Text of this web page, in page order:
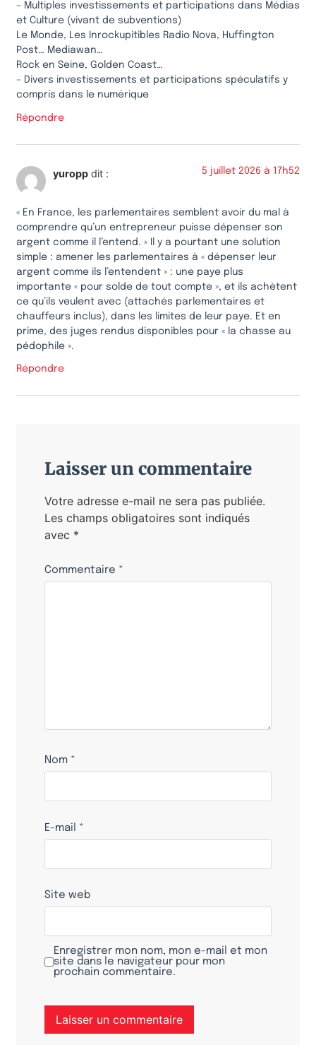
– Multiples investissements et participations dans Médias
et Culture (vivant de subventions)
Le Monde, Les Inrockupitibles Radio Nova, Huffington
Post… Mediawan…
Rock en Seine, Golden Coast…
– Divers investissements et participations spéculatifs y
compris dans le numérique
Répondre
yuropp dit : 5 juillet 2026 à 17h52
« En France, les parlementaires semblent avoir du mal à
comprendre qu’un entrepreneur puisse dépenser son
argent comme il l’entend. » Il y a pourtant une solution
simple : amener les parlementaires à « dépenser leur
argent comme ils l’entendent » : une paye plus
importante « pour solde de tout compte », et ils achètent
ce qu’ils veulent avec (attachés parlementaires et
chauffeurs inclus), dans les limites de leur paye. Et en
prime, des juges rendus disponibles pour « la chasse au
pédophile ».
Répondre
Laisser un commentaire
Votre adresse e-mail ne sera pas publiée.
Les champs obligatoires sont indiqués
avec *
Commentaire *
Nom *
E-mail *
Site web
Enregistrer mon nom, mon e-mail et mon
site dans le navigateur pour mon
prochain commentaire.